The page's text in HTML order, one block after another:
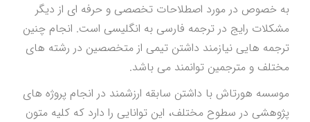
به خصوص در مورد اصطلاحات تخصصی و حرفه ای از دیگر
مشکلات رایج در ترجمه فارسی به انگلیسی است. انجام چنین
ترجمه هایی نیازمند داشتن تیمی از متخصصین در رشته های
مختلف و مترجمین توانمند می باشد.
موسسه هورتاش با داشتن سابقه ارزشمند در انجام پروژه های
پژوهشی در سطوح مختلف، این توانایی را دارد که کلیه متون